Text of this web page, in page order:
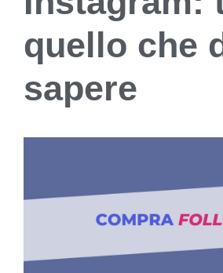
quello che
sapere